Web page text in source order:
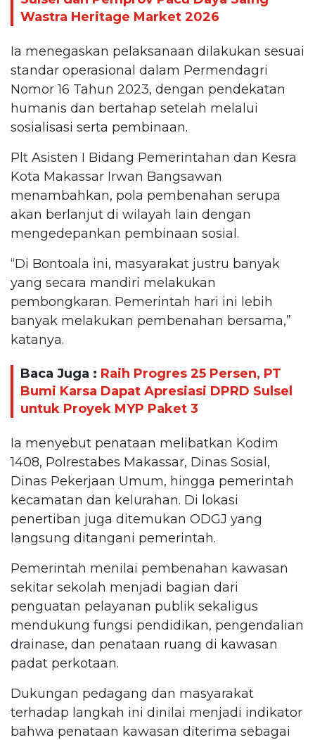
Wastra Heritage Market 2026
Ia menegaskan pelaksanaan dilakukan sesuai
standar operasional dalam Permendagri
Nomor 16 Tahun 2023, dengan pendekatan
humanis dan bertahap setelah melalui
sosialisasi serta pembinaan.
Plt Asisten I Bidang Pemerintahan dan Kesra
Kota Makassar Irwan Bangsawan
menambahkan, pola pembenahan serupa
akan berlanjut di wilayah lain dengan
mengedepankan pembinaan sosial.
“Di Bontoala ini, masyarakat justru banyak
yang secara mandiri melakukan
pembongkaran. Pemerintah hari ini lebih
banyak melakukan pembenahan bersama,”
katanya.
Baca Juga : Raih Progres 25 Persen, PT
Bumi Karsa Dapat Apresiasi DPRD Sulsel
untuk Proyek MYP Paket 3
Ia menyebut penataan melibatkan Kodim
1408, Polrestabes Makassar, Dinas Sosial,
Dinas Pekerjaan Umum, hingga pemerintah
kecamatan dan kelurahan. Di lokasi
penertiban juga ditemukan ODGJ yang
langsung ditangani pemerintah.
Pemerintah menilai pembenahan kawasan
sekitar sekolah menjadi bagian dari
penguatan pelayanan publik sekaligus
mendukung fungsi pendidikan, pengendalian
drainase, dan penataan ruang di kawasan
padat perkotaan.
Dukungan pedagang dan masyarakat
terhadap langkah ini dinilai menjadi indikator
bahwa penataan kawasan diterima sebagai